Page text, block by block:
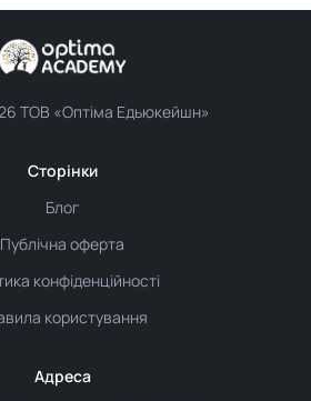
ТОВ «Оптіма Едьюкейшн»
Сторінки
Блог
Публічна оферта
конфіденційності
користування
Адреса